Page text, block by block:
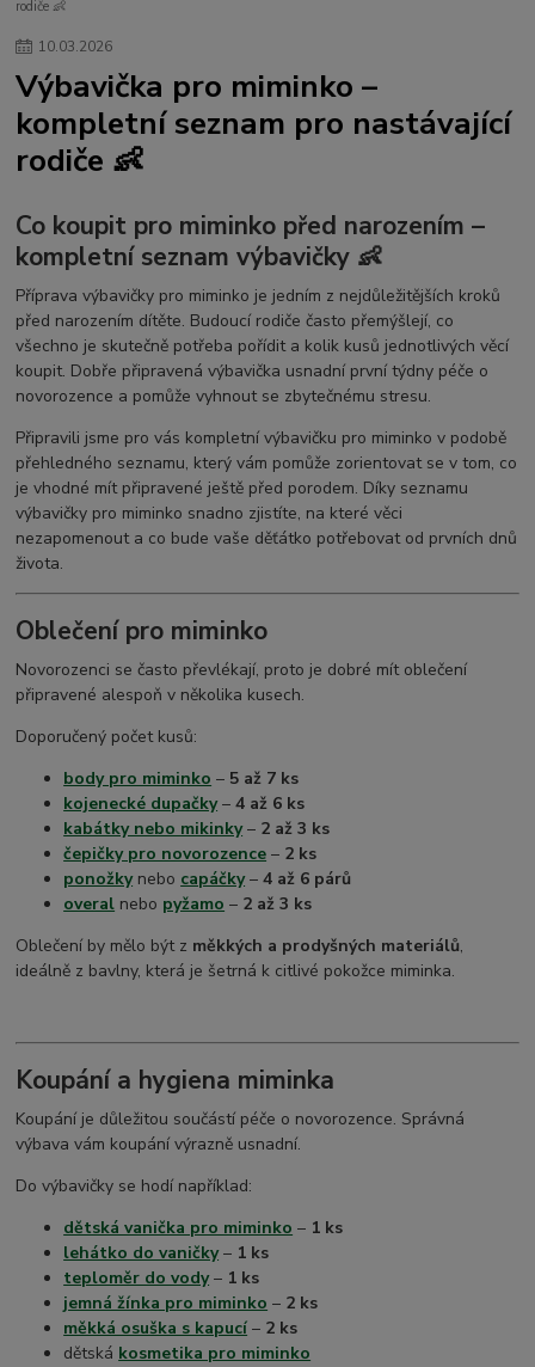
Dárkové poukazy pro miminko 👶
Kojenecké soupravičky do porodnice pro miminko
matrace do kočárku
Zavinovací pásy a šátky pro těhotné i po porodu
dětský nábytek
mantinel do dětské postýlky
peřinky do postýlky
prostěradla do postýlky
Skládací cestovní matrace 120×60 do cestovní postýlky – pohodlí pro miminko
na cesty
Nepromokavá froté prostěradla do dětské postýlky 60×120 a 70×140 cm
Dětské osušky s kapucí
Dětské žínky
Dětské vaničky
koupání miminka
zimní fusak do kočárku
Kožešina na kočárek – kožešinové lemy na boudičku kočárku
Dětský rukávník na hrazdičku kočárku – teplo pro ruce dítěte 🇨🇿
Doplňky a příslušenství ke kočárkům 👶🛒
Rukávník na kočárek – zimní rukávníky Dětský svět 🇨🇿
Kojenecké a dětské oblečení
bundičky
Zavinovačky do autosedačky
čepičky
dárkové poukazy pro miminko
dětské a dámské župany
dětské osušky s kapucí
rodiče 👶
10.03.2026
Výbavička pro miminko –
kompletní seznam pro nastávající
rodiče 👶
Co koupit pro miminko před narozením –
kompletní seznam výbavičky 👶
Příprava výbavičky pro miminko je jedním z nejdůležitějších kroků
před narozením dítěte. Budoucí rodiče často přemýšlejí, co
všechno je skutečně potřeba pořídit a kolik kusů jednotlivých věcí
koupit. Dobře připravená výbavička usnadní první týdny péče o
novorozence a pomůže vyhnout se zbytečnému stresu.
Připravili jsme pro vás kompletní výbavičku pro miminko v podobě
přehledného seznamu, který vám pomůže zorientovat se v tom, co
je vhodné mít připravené ještě před porodem. Díky seznamu
výbavičky pro miminko snadno zjistíte, na které věci
nezapomenout a co bude vaše děťátko potřebovat od prvních dnů
života.
Oblečení pro miminko
Novorozenci se často převlékají, proto je dobré mít oblečení
připravené alespoň v několika kusech.
Doporučený počet kusů:
body pro miminko – 5 až 7 ks
kojenecké dupačky–4 až 6 ks
kabátky nebo mikinky– 2 až 3 ks
čepičky pro novorozence – 2 ks
ponožkynebo capáčky–4 až 6 párů
overal nebo pyžamo – 2 až 3 ks
Oblečení by mělo být z měkkých a prodyšných materiálů,
ideálně z bavlny, která je šetrná k citlivé pokožce miminka.
Koupání a hygiena miminka
Koupání je důležitou součástí péče o novorozence. Správná
výbava vám koupání výrazně usnadní.
Do výbavičky se hodí například:
dětská vanička pro miminko – 1 ks
lehátko do vaničky– 1 ks
teploměr do vody– 1 ks
jemná žínka pro miminko – 2 ks
měkká osuška s kapucí – 2 ks
dětská kosmetika pro miminko